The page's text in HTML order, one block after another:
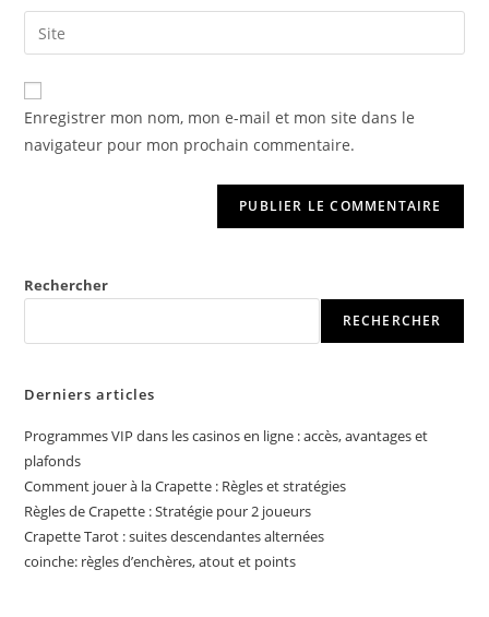
comment
email
address
comment
Saisir
l’URL
de
votre
(facultatif)
Enregistrer mon nom, mon e-mail et mon site dans le
navigateur pour mon prochain commentaire.
Rechercher
RECHERCHER
Derniers articles
Programmes VIP dans les casinos en ligne : accès, avantages et
plafonds
Comment jouer à la Crapette : Règles et stratégies
Règles de Crapette : Stratégie pour 2 joueurs
Crapette Tarot : suites descendantes alternées
coinche: règles d’enchères, atout et points